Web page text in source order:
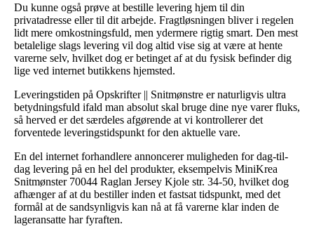
Du kunne også prøve at bestille levering hjem til din
privatadresse eller til dit arbejde. Fragtløsningen bliver i regelen
lidt mere omkostningsfuld, men ydermere rigtig smart. Den mest
betalelige slags levering vil dog altid vise sig at være at hente
varerne selv, hvilket dog er betinget af at du fysisk befinder dig
lige ved internet butikkens hjemsted.
Leveringstiden på Opskrifter || Snitmønstre er naturligvis ultra
betydningsfuld ifald man absolut skal bruge dine nye varer fluks,
så herved er det særdeles afgørende at vi kontrollerer det
forventede leveringstidspunkt for den aktuelle vare.
En del internet forhandlere annoncerer muligheden for dag-til-
dag levering på en hel del produkter, eksempelvis MiniKrea
Snitmønster 70044 Raglan Jersey Kjole str. 34-50, hvilket dog
afhænger af at du bestiller inden et fastsat tidspunkt, med det
formål at de sandsynligvis kan nå at få varerne klar inden de
lageransatte har fyraften.